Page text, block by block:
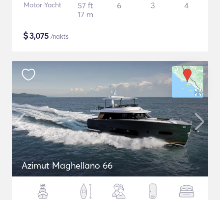
Motor Yacht
57 ft
17 m
6 3 4
$3,075 /nakts
Azimut Maghellano 66